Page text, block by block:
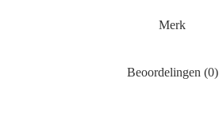
Merk
Beoordelingen (0)